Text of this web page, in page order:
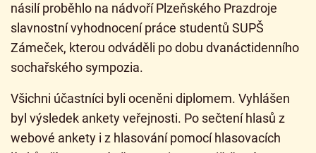
násilí proběhlo na nádvoří Plzeňského Prazdroje
slavnostní vyhodnocení práce studentů SUPŠ
Zámeček, kterou odváděli po dobu dvanáctidenního
sochařského sympozia.
Všichni účastníci byli oceněni diplomem. Vyhlášen
byl výsledek ankety veřejnosti. Po sečtení hlasů z
webové ankety i z hlasování pomocí hlasovacích